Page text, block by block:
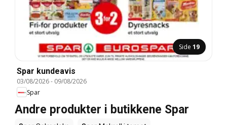
Side 19
Spar kundeavis
03/08/2026- 09/08/2026
Spar
Andre produkter i butikkene Spar